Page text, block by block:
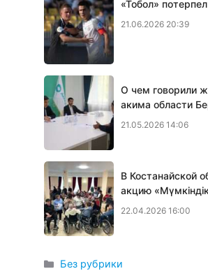
«Тобол»
21.06.2026 20:39
О чем говорили
акима области
21.05.2026 14:06
В Костанайской
акцию
22.04.2026 16:00
Рубрики
Без рубрики